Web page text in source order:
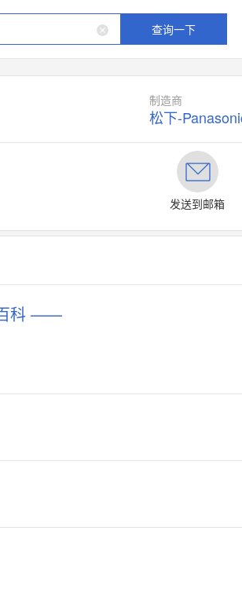
查询一下
制造商
松下-
发送到邮箱
科 ——